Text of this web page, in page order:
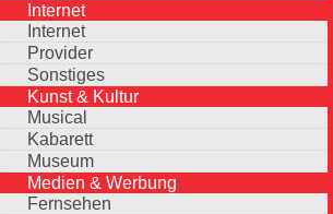
Internet
Internet
Provider
Sonstiges
Kunst & Kultur
Musical
Kabarett
Museum
Medien & Werbung
Fernsehen